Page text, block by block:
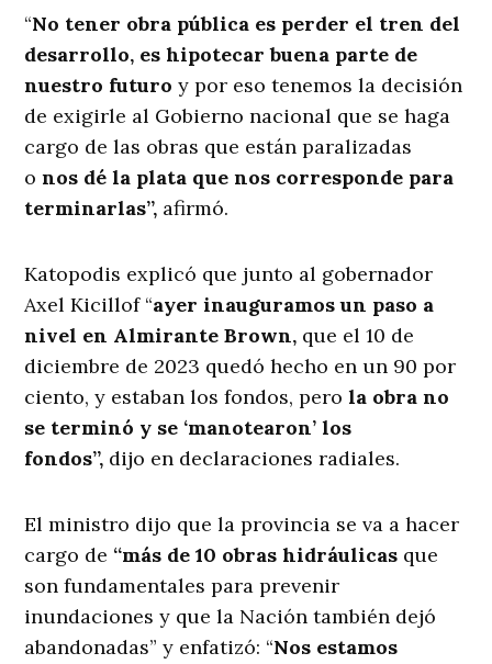
“No tener obra pública es perder el tren del
desarrollo, es hipotecar buena parte de
nuestro futuroy por eso tenemos la decisión
de exigirle al Gobierno nacional que se haga
cargo de las obras que están paralizadas
onos dé la plata que nos corresponde para
terminarlas”, afirmó.
Katopodis explicó que junto al gobernador
Axel Kicillof “ayer inauguramos un paso a
nivel en Almirante Brown, que el 10 de
diciembre de 2023 quedó hecho en un 90 por
ciento, y estaban los fondos, perola obra no
se terminó y se ‘manotearon’ los
fondos”, dijo en declaraciones radiales.
El ministro dijo que la provincia se va a hacer
cargo de “más de 10 obras hidráulicas que
son fundamentales para prevenir
inundaciones y que la Nación también dejó
abandonadas” y enfatizó: “Nos estamos